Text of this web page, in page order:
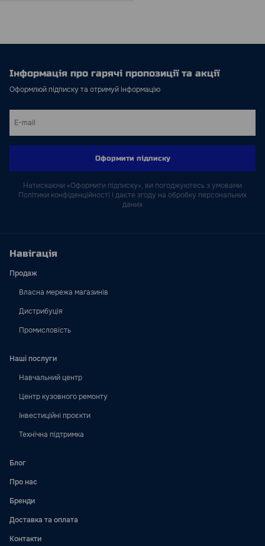
Інформація про гарячі пропозиції та акції
Оформлюй підписку та отримуй інформацію
Оформити підписку
Натискаючи «Оформити підписку», ви погоджуютесь з умовами
Політики конфіденційності і даєте згоду на обробку персональних
даних
Навігація
Продаж
Власна мережа магазинів
Дистрибуція
Промисловість
Наші послуги
Навчальний центр
Центр кузовного ремонту
Інвестиційні проєкти
Технічна підтримка
Блог
Про нас
Бренди
Доставка та оплата
Контакти